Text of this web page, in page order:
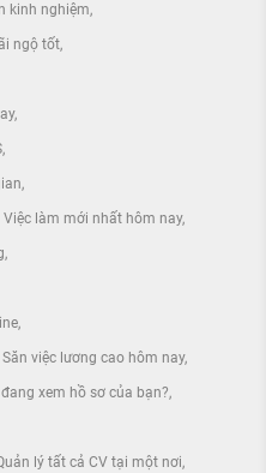
kinh nghiệm
ngộ tốt
Việc làm mới nhất hôm nay
Săn việc lương cao hôm nay
xem hồ sơ của bạn?
lý tất cả CV tại một nơi